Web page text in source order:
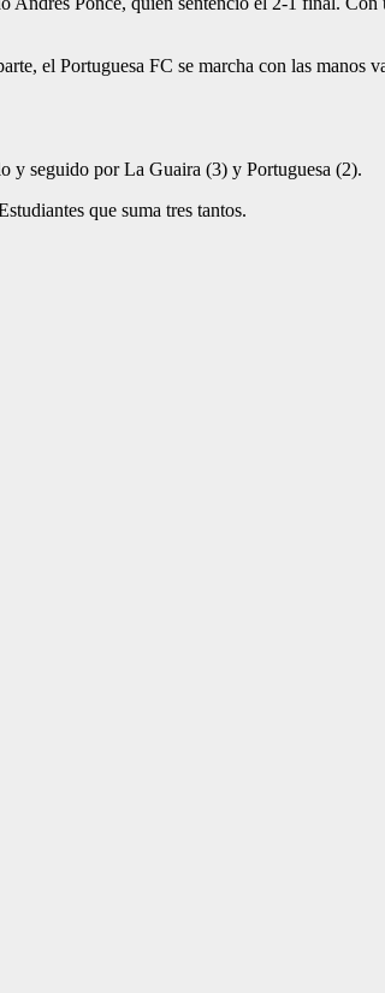
el Portuguesa FC se marcha con las manos
y seguido por La Guaira (3) y Portuguesa (2).
que suma tres tantos.